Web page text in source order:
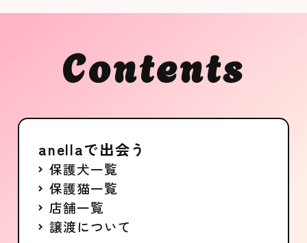
Contents
anellaで出会う
保護犬一覧
保護猫一覧
店舗一覧
譲渡について